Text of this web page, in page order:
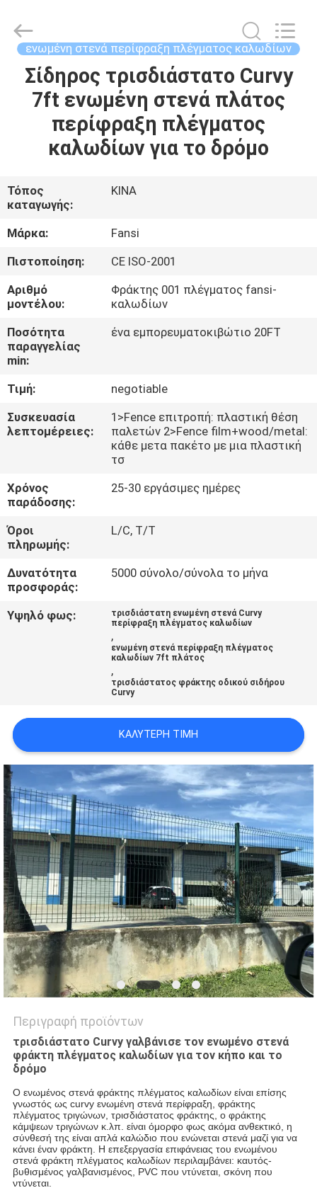
ΣΠΊΤΙ
ΠΡΟΪΌΝΤΑ
ΕΜΕΊΣ
ΓΎΡΟΣ
ΕΡΓΟΣΤΑΣΊΩΝ
ΠΟΙΟΤΙΚΌΣ
ΈΛΕΓΧΟΣ
ΕΛΆΤΕ
ΣΕ
ΕΠΑΦΉ
ΕΙΔΉΣΕΙΣ
ΈΝΑ
ΑΠΌΣΠΑΣΜΑ
POLICY
Products
Co.,Ltd.
Rights
Reserved.
Developed
ενωμένη στενά περίφραξη πλέγματος καλωδίων
Σίδηρος τρισδιάστατο Curvy
7ft ενωμένη στενά πλάτος
περίφραξη πλέγματος
καλωδίων για το δρόμο
Τόπος
καταγωγής:
ΚΙΝΑ
Μάρκα:
Fansi
Πιστοποίηση:
CE ISO-2001
Αριθμό
μοντέλου:
Φράκτης 001 πλέγματος fansi-
καλωδίων
Ποσότητα
παραγγελίας
min:
ένα εμπορευματοκιβώτιο 20FT
Τιμή:
negotiable
Συσκευασία
λεπτομέρειες:
1>Fence επιτροπή: πλαστική θέση
παλετών 2>Fence film+wood/metal:
κάθε μετα πακέτο με μια πλαστική
τσ
Χρόνος
παράδοσης:
25-30 εργάσιμες ημέρες
Όροι
πληρωμής:
L/C, T/T
Δυνατότητα
προσφοράς:
5000 σύνολο/σύνολα το μήνα
Υψηλό φως:
τρισδιάστατη ενωμένη στενά Curvy
περίφραξη πλέγματος καλωδίων
,
ενωμένη στενά περίφραξη πλέγματος
καλωδίων 7ft πλάτος
,
τρισδιάστατος φράκτης οδικού σιδήρου
Curvy
ΚΑΛΎΤΕΡΗ ΤΙΜΉ
Περιγραφή προϊόντων
τρισδιάστατο Curvy γαλβάνισε τον ενωμένο στενά
φράκτη πλέγματος καλωδίων για τον κήπο και το
δρόμο
Ο ενωμένος στενά φράκτης πλέγματος καλωδίων είναι επίσης
γνωστός ως curvy ενωμένη στενά περίφραξη, φράκτης
πλέγματος τριγώνων, τρισδιάστατος φράκτης, ο φράκτης
κάμψεων τριγώνων κ.λπ. είναι όμορφο φως ακόμα ανθεκτικό, η
σύνθεσή της είναι απλά καλώδιο που ενώνεται στενά μαζί για να
κάνει έναν φράκτη. Η επεξεργασία επιφάνειας του ενωμένου
στενά φράκτη πλέγματος καλωδίων περιλαμβάνει: καυτός-
βυθισμένος γαλβανισμένος, PVC που ντύνεται, σκόνη που
ντύνεται.